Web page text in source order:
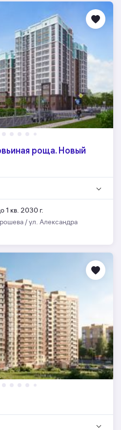
роща. Новый
1 кв. 2030 г.
/ ул. Александра